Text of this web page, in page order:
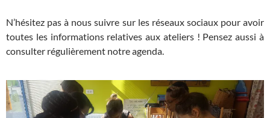
N’hésitez pas à nous suivre sur les réseaux sociaux pour avoir
toutes les informations relatives aux ateliers ! Pensez aussi à
consulter régulièrement notre agenda.